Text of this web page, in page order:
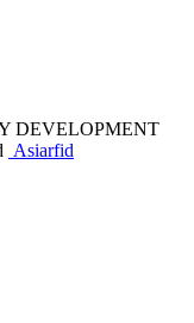
DEVELOPMENT
Asiarfid